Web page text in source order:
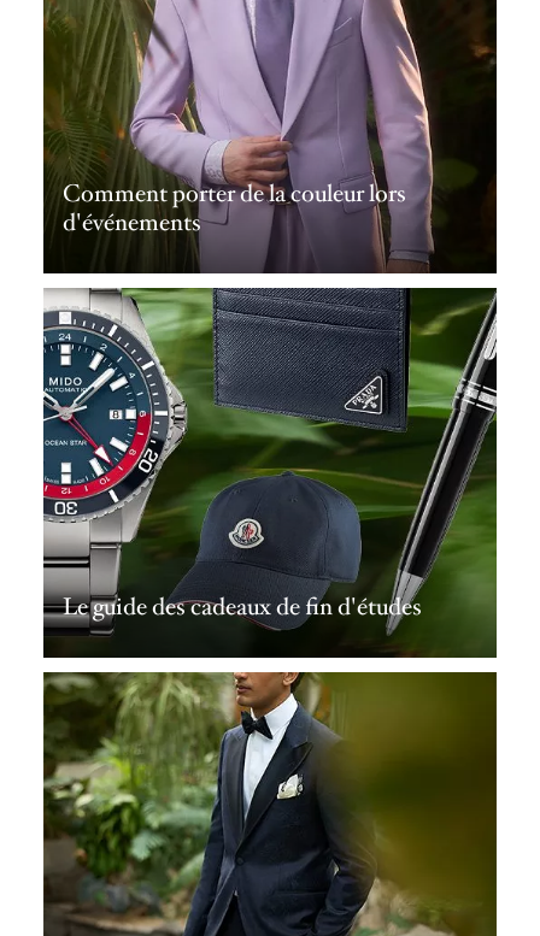
Comment porter de la couleur lors
d'événements
Le guide des cadeaux de fin d'études